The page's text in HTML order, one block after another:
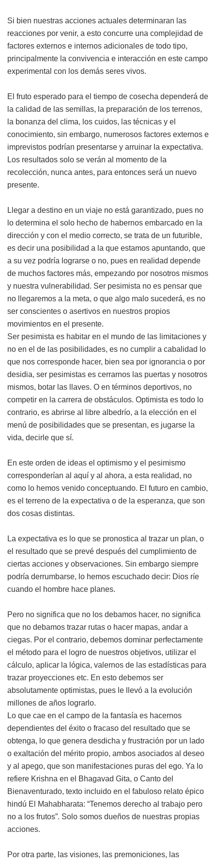
Si bien nuestras acciones actuales determinaran las
reacciones por venir, a esto concurre una complejidad de
factores externos e internos adicionales de todo tipo,
principalmente la convivencia e interacción en este campo
experimental con los demás seres vivos.
El fruto esperado para el tiempo de cosecha dependerá de
la calidad de las semillas, la preparación de los terrenos,
la bonanza del clima, los cuidos, las técnicas y el
conocimiento, sin embargo, numerosos factores externos e
imprevistos podrían presentarse y arruinar la expectativa.
Los resultados solo se verán al momento de la
recolección, nunca antes, para entonces será un nuevo
presente.
Llegar a destino en un viaje no está garantizado, pues no
lo determina el solo hecho de habernos embarcado en la
dirección y con el medio correcto, se trata de un futurible,
es decir una posibilidad a la que estamos apuntando, que
a su vez podría lograrse o no, pues en realidad depende
de muchos factores más, empezando por nosotros mismos
y nuestra vulnerabilidad. Ser pesimista no es pensar que
no llegaremos a la meta, o que algo malo sucederá, es no
ser conscientes o asertivos en nuestros propios
movimientos en el presente.
Ser pesimista es habitar en el mundo de las limitaciones y
no en el de las posibilidades, es no cumplir a cabalidad lo
que nos corresponde hacer, bien sea por ignorancia o por
desidia, ser pesimistas es cerrarnos las puertas y nosotros
mismos, botar las llaves. O en términos deportivos, no
competir en la carrera de obstáculos. Optimista es todo lo
contrario, es abrirse al libre albedrío, a la elección en el
menú de posibilidades que se presentan, es jugarse la
vida, decirle que sí.
En este orden de ideas el optimismo y el pesimismo
corresponderían al aquí y al ahora, a esta realidad, no
como lo hemos venido conceptuando. El futuro en cambio,
es el terreno de la expectativa o de la esperanza, que son
dos cosas distintas.
La expectativa es lo que se pronostica al trazar un plan, o
el resultado que se prevé después del cumplimiento de
ciertas acciones y observaciones. Sin embargo siempre
podría derrumbarse, lo hemos escuchado decir: Dios ríe
cuando el hombre hace planes.
Pero no significa que no los debamos hacer, no significa
que no debamos trazar rutas o hacer mapas, andar a
ciegas. Por el contrario, debemos dominar perfectamente
el método para el logro de nuestros objetivos, utilizar el
cálculo, aplicar la lógica, valernos de las estadísticas para
trazar proyecciones etc. En esto debemos ser
absolutamente optimistas, pues le llevó a la evolución
millones de años lograrlo.
Lo que cae en el campo de la fantasía es hacernos
dependientes del éxito o fracaso del resultado que se
obtenga, lo que genera desdicha y frustración por un lado
o exaltación del mérito propio, ambos asociados al deseo
y al apego, que son manifestaciones puras del ego. Ya lo
refiere Krishna en el Bhagavad Gita, o Canto del
Bienaventurado, texto incluido en el fabuloso relato épico
hindú El Mahabharata: “Tenemos derecho al trabajo pero
no a los frutos”. Solo somos dueños de nuestras propias
acciones.
Por otra parte, las visiones, las premoniciones, las